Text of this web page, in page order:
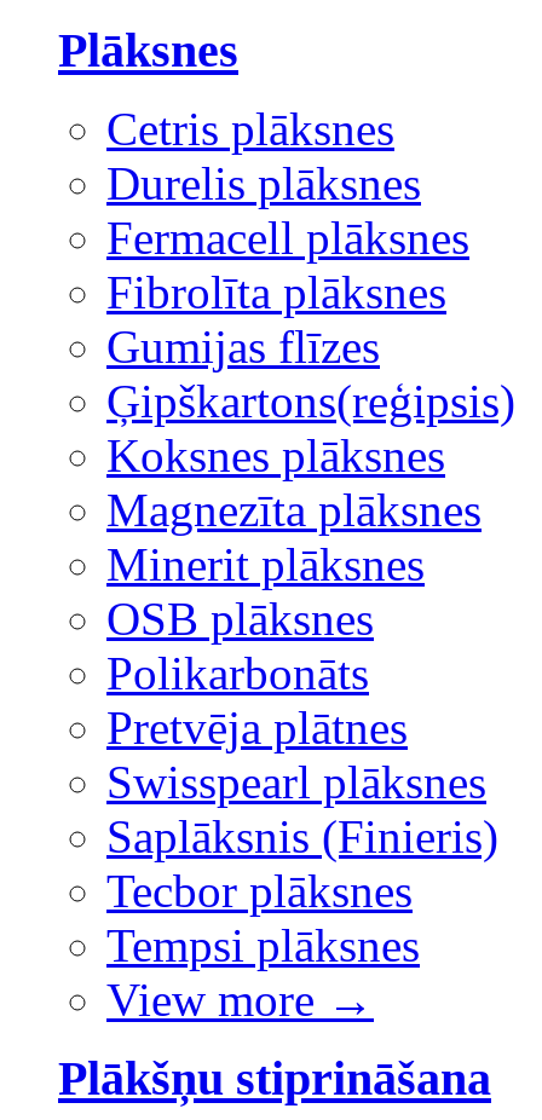
Plāksnes
Cetris plāksnes
Durelis plāksnes
Fermacell plāksnes
Fibrolīta plāksnes
Gumijas flīzes
Ģipškartons(reģipsis)
Koksnes plāksnes
Magnezīta plāksnes
Minerit plāksnes
OSB plāksnes
Polikarbonāts
Pretvēja plātnes
Swisspearl plāksnes
Saplāksnis (Finieris)
Tecbor plāksnes
Tempsi plāksnes
View more →
Plākšņu stiprināšana